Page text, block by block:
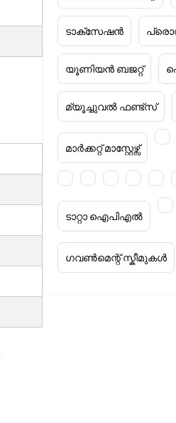
ടാക്‌സേഷൻ
യൂണിയൻ ബജറ്റ്
മ്യൂച്ചുവൽ ഫണ്ട്സ്
മാർക്കറ്റ് മാസ്റ്റേഴ്സ്
ടാറ്റാ ഐപിഎൽ
ഗവൺമെന്റ് സ്കീമുകൾ